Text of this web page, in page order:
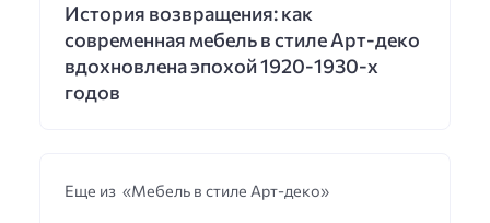
История возвращения: как
современная мебель в стиле Арт-деко
вдохновлена эпохой 1920-1930-х
годов
Еще из «Мебель в стиле Арт-деко»